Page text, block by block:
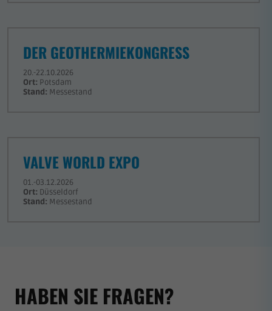
DER GEOTHERMIEKONGRESS
20.-22.10.2026
Ort: Potsdam
Stand: Messestand
VALVE WORLD EXPO
01.-03.12.2026
Ort: Düsseldorf
Stand: Messestand
HABEN SIE FRAGEN?